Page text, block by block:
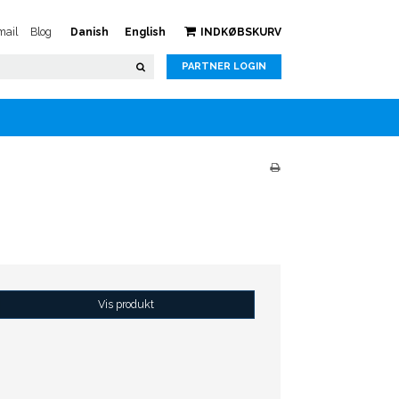
Blog Danish English INDKØBSKURV
PARTNER LOGIN
Vis produkt